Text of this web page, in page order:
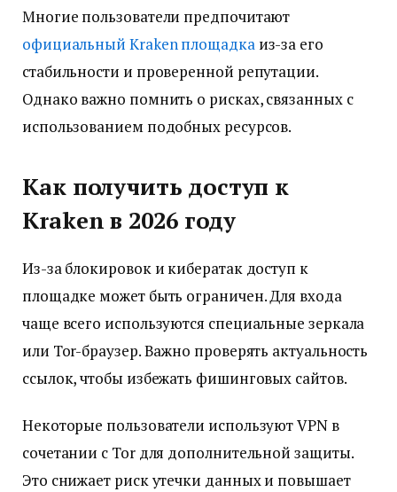
Многие пользователи предпочитают
официальный Kraken площадкаиз-за его
стабильности и проверенной репутации.
Однако важно помнить о рисках, связанных с
использованием подобных ресурсов.
Как получить доступ к
Kraken в 2026 году
Из-за блокировок и кибератак доступ к
площадке может быть ограничен. Для входа
чаще всего используются специальные зеркала
или Tor-браузер. Важно проверять актуальность
ссылок, чтобы избежать фишинговых сайтов.
Некоторые пользователи используют VPN в
сочетании с Tor для дополнительной защиты.
Это снижает риск утечки данных и повышает